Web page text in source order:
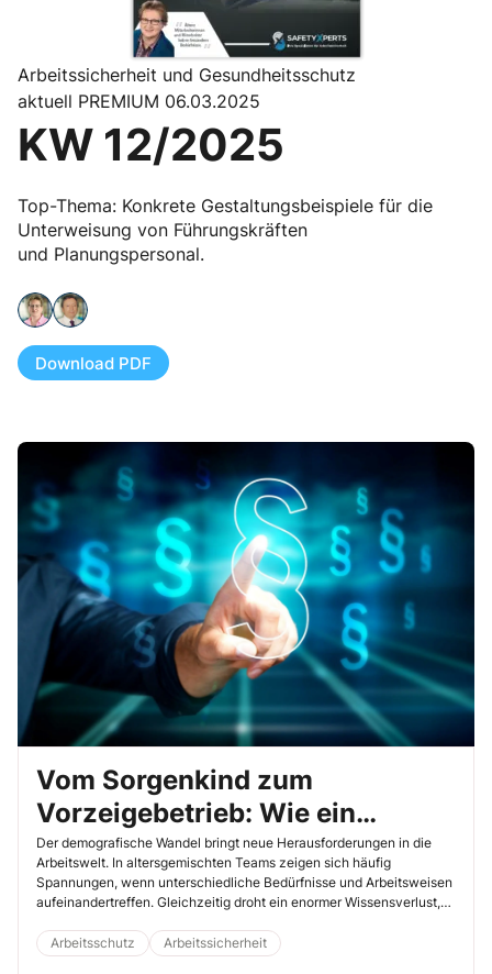
Arbeitssicherheit und Gesundheitsschutz
aktuell PREMIUM 06.03.2025
KW 12/2025
Top-Thema: Konkrete Gestaltungsbeispiele für die
Unterweisung von Führungskräften
und Planungspersonal.
Download PDF
Vom Sorgenkind zum
Vorzeigebetrieb: Wie ein
altersgemischtes Team den
Wandel meistert
Der demografische Wandel bringt neue Herausforderungen in die
Arbeitswelt. In altersgemischten Teams zeigen sich häufig
Spannungen, wenn unterschiedliche Bedürfnisse und Arbeitsweisen
aufeinandertreffen. Gleichzeitig droht ein enormer Wissensverlust,
Ein mittelständisches Unternehmen aus dem Rheinland ist diese
Herausforderung angegangen.
Arbeitsschutz Arbeitssicherheit